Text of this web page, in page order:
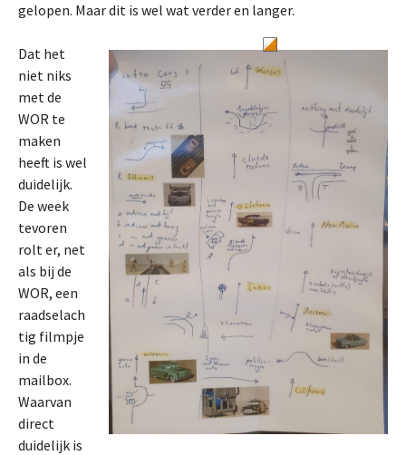
gelopen. Maar dit is wel wat verder en langer.
Dat het
niet niks
met de
WOR te
maken
heeft is wel
duidelijk.
De week
tevoren
rolt er, net
als bij de
WOR, een
raadselach
tig filmpje
in de
mailbox.
Waarvan
direct
duidelijk is